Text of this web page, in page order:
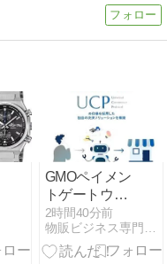
GMOペイメン
トゲートウェ
イ、AIエージ
ェント対応の
決済ソリュー
2時間40分前
物販ビジネス専門メディア 「コマースピック」